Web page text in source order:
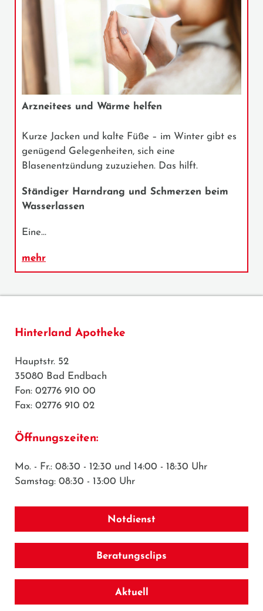
Arzneitees und Wärme helfen
Kurze Jacken und kalte Füße – im Winter gibt es
genügend Gelegenheiten, sich eine
Blasenentzündung zuzuziehen. Das hilft.
Ständiger Harndrang und Schmerzen beim
Wasserlassen
Eine…
mehr
Hinterland Apotheke
Hauptstr. 52
35080 Bad Endbach
Fon: 02776 910 00
Fax: 02776 910 02
Öffnungszeiten:
Mo. - Fr.: 08:30 - 12:30 und 14:00 - 18:30 Uhr
Samstag: 08:30 - 13:00 Uhr
Notdienst
Beratungsclips
Aktuell